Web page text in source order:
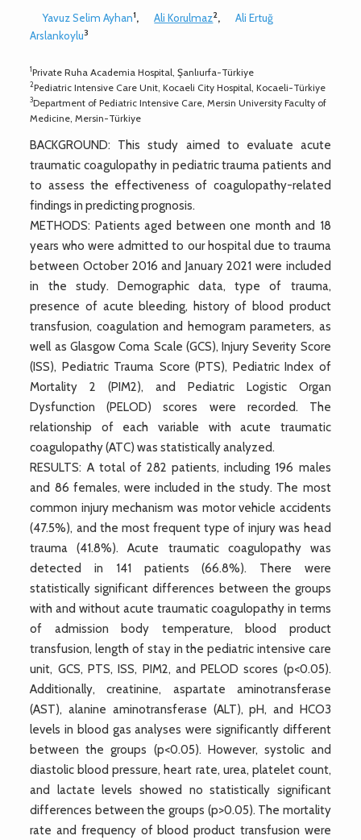
Yavuz Selim Ayhan1, Ali Korulmaz2,
Ali Ertuğ
Arslankoylu3
1Private Ruha Academia Hospital, Şanlıurfa-Türkiye
2Pediatric Intensive Care Unit, Kocaeli City Hospital, Kocaeli-Türkiye
3Department of Pediatric Intensive Care, Mersin University Faculty of
Medicine, Mersin-Türkiye
BACKGROUND: This study aimed to evaluate acute
traumatic coagulopathy in pediatric trauma patients and
to assess the effectiveness of coagulopathy-related
findings in predicting prognosis.
METHODS: Patients aged between one month and 18
years who were admitted to our hospital due to trauma
between October 2016 and January 2021 were included
in the study. Demographic data, type of trauma,
presence of acute bleeding, history of blood product
transfusion, coagulation and hemogram parameters, as
well as Glasgow Coma Scale (GCS), Injury Severity Score
(ISS), Pediatric Trauma Score (PTS), Pediatric Index of
Mortality 2 (PIM2), and Pediatric Logistic Organ
Dysfunction (PELOD) scores were recorded. The
relationship of each variable with acute traumatic
coagulopathy (ATC) was statistically analyzed.
RESULTS: A total of 282 patients, including 196 males
and 86 females, were included in the study. The most
common injury mechanism was motor vehicle accidents
(47.5%), and the most frequent type of injury was head
trauma (41.8%). Acute traumatic coagulopathy was
detected in 141 patients (66.8%). There were
statistically significant differences between the groups
with and without acute traumatic coagulopathy in terms
of admission body temperature, blood product
transfusion, length of stay in the pediatric intensive care
unit, GCS, PTS, ISS, PIM2, and PELOD scores (p<0.05).
Additionally, creatinine, aspartate aminotransferase
(AST), alanine aminotransferase (ALT), pH, and HCO3
levels in blood gas analyses were significantly different
between the groups (p<0.05). However, systolic and
diastolic blood pressure, heart rate, urea, platelet count,
and lactate levels showed no statistically significant
differences between the groups (p>0.05). The mortality
rate and frequency of blood product transfusion were